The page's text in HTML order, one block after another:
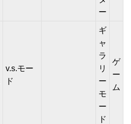
ー
v.s.モー
ド
ギ
ャ
ラ
リ
ー
モ
ー
ド
ゲ
ー
ム